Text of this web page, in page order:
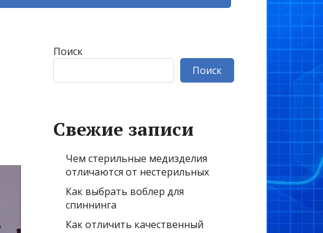
Поиск
Поиск
Свежие записи
Чем стерильные медизделия
отличаются от нестерильных
Как выбрать воблер для
спиннинга
Как отличить качественный